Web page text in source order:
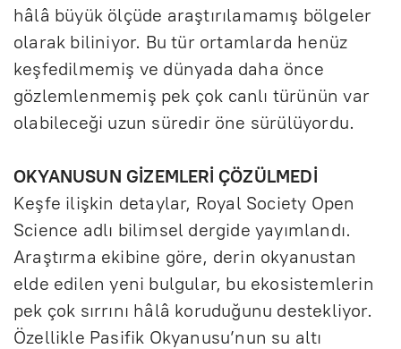
hâlâ büyük ölçüde araştırılamamış bölgeler
olarak biliniyor. Bu tür ortamlarda henüz
keşfedilmemiş ve dünyada daha önce
gözlemlenmemiş pek çok canlı türünün var
olabileceği uzun süredir öne sürülüyordu.
OKYANUSUN GİZEMLERİ ÇÖZÜLMEDİ
Keşfe ilişkin detaylar, Royal Society Open
Science adlı bilimsel dergide yayımlandı.
Araştırma ekibine göre, derin okyanustan
elde edilen yeni bulgular, bu ekosistemlerin
pek çok sırrını hâlâ koruduğunu destekliyor.
Özellikle Pasifik Okyanusu’nun su altı